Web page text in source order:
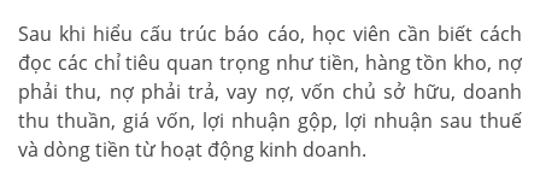
Sau khi hiểu cấu trúc báo cáo, học viên cần biết cách
đọc các chỉ tiêu quan trọng như tiền, hàng tồn kho, nợ
phải thu, nợ phải trả, vay nợ, vốn chủ sở hữu, doanh
thu thuần, giá vốn, lợi nhuận gộp, lợi nhuận sau thuế
và dòng tiền từ hoạt động kinh doanh.